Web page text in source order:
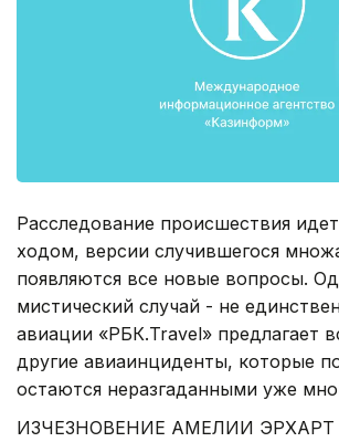
Расследование происшествия
ходом, версии случившегося
появляются все новые вопросы.
мистический случай - не
авиации «РБК.Travel» предлагает
другие авиаинциденты, которые
остаются неразгаданными уже
ИЗЧЕЗНОВЕНИЕ АМЕЛИИ ЭРХАРТ